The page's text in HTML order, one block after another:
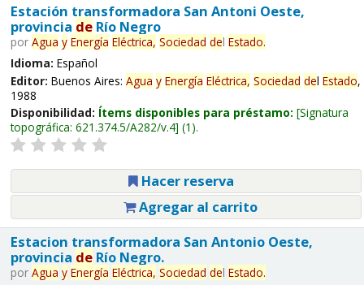
Estación transformadora San Antoni Oeste,
provincia deRío Negro
por Agua y Energía Eléctrica, Sociedad del Estado.
Idioma: Español
Editor: Buenos Aires: Agua y Energía Eléctrica, Sociedad del Estado,
1988
Disponibilidad: Ítems disponibles para préstamo: Signatura
topográfica: 621.374.5/A282/v.4 (1).
Hacer reserva
Agregar al carrito
Estacion transformadora San Antonio Oeste,
provincia deRío Negro.
por Agua y Energía Eléctrica, Sociedad del Estado.